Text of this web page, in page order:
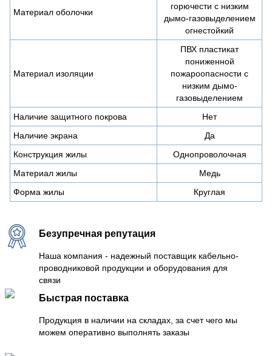
Материал оболочки
горючести с низким
дымо-газовыделением
огнестойкий
Материал изоляции
ПВХ пластикат
пониженной
пожароопасности с
низким дымо-
газовыделением
Наличие защитного покрова
Нет
Наличие экрана
Да
Конструкция жилы
Однопроволочная
Материал жилы
Медь
Форма жилы
Круглая
Безупречная репутация
Наша компания - надежный поставщик кабельно-
проводниковой продукции и оборудования для
связи
Быстрая поставка
Продукция в наличии на складах, за счет чего мы
можем оперативно выполнять заказы